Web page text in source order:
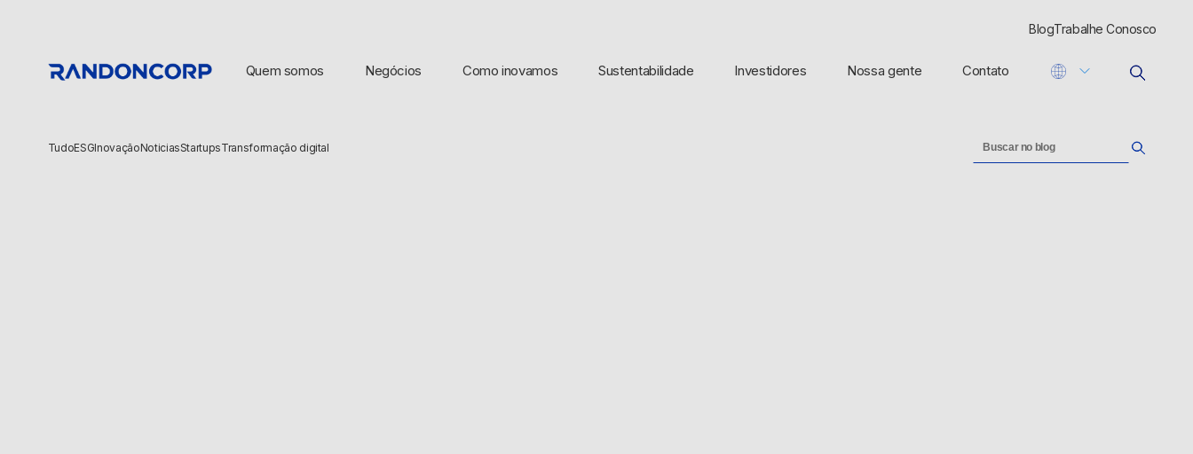
BlogTrabalhe Conosco
Quem somos Negócios Como inovamos Sustentabilidade Investidores Nossa gente Contato
TudoESGInovaçãoNoticiasStartupsTransformação digital